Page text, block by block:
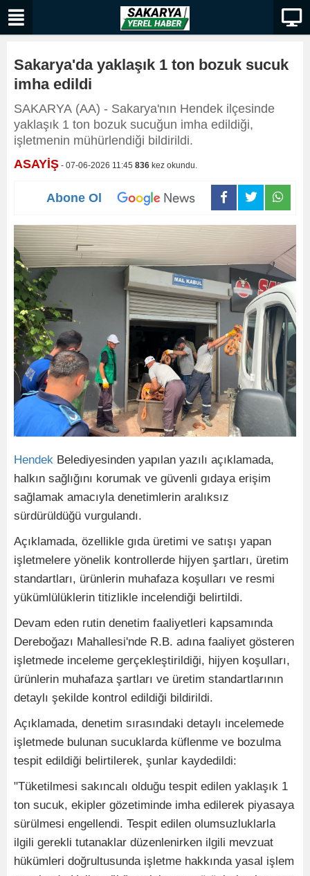
Sakarya'da yaklaşık 1 ton bozuk sucuk
imha edildi
SAKARYA (AA) - Sakarya'nın Hendek ilçesinde
yaklaşık 1 ton bozuk sucuğun imha edildiği,
işletmenin mühürlendiği bildirildi.
ASAYİŞ - 07-06-2026 11:45 836 kez okundu.
Abone Ol
Hendek Belediyesinden yapılan yazılı açıklamada,
halkın sağlığını korumak ve güvenli gıdaya erişim
sağlamak amacıyla denetimlerin aralıksız
sürdürüldüğü vurgulandı.
Açıklamada, özellikle gıda üretimi ve satışı yapan
işletmelere yönelik kontrollerde hijyen şartları, üretim
standartları, ürünlerin muhafaza koşulları ve resmi
yükümlülüklerin titizlikle incelendiği belirtildi.
Devam eden rutin denetim faaliyetleri kapsamında
Dereboğazı Mahallesi'nde R.B. adına faaliyet gösteren
işletmede inceleme gerçekleştirildiği, hijyen koşulları,
ürünlerin muhafaza şartları ve üretim standartlarının
detaylı şekilde kontrol edildiği bildirildi.
Açıklamada, denetim sırasındaki detaylı incelemede
işletmede bulunan sucuklarda küflenme ve bozulma
tespit edildiği belirtilerek, şunlar kaydedildi:
"Tüketilmesi sakıncalı olduğu tespit edilen yaklaşık 1
ton sucuk, ekipler gözetiminde imha edilerek piyasaya
sürülmesi engellendi. Tespit edilen olumsuzluklarla
ilgili gerekli tutanaklar düzenlenirken ilgili mevzuat
hükümleri doğrultusunda işletme hakkında yasal işlem